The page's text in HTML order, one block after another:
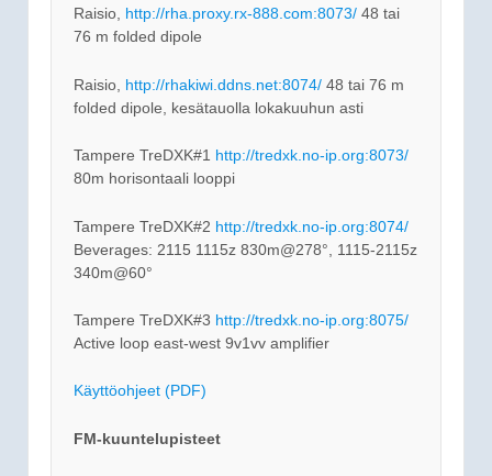
Raisio, http://rha.proxy.rx-888.com:8073/ 48 tai
76 m folded dipole
Raisio, http://rhakiwi.ddns.net:8074/ 48 tai 76 m
folded dipole, kesätauolla lokakuuhun asti
Tampere TreDXK#1 http://tredxk.no-ip.org:8073/
80m horisontaali looppi
Tampere TreDXK#2 http://tredxk.no-ip.org:8074/
Beverages: 2115 1115z 830m@278°, 1115-2115z
340m@60°
Tampere TreDXK#3 http://tredxk.no-ip.org:8075/
Active loop east-west 9v1vv amplifier
Käyttöohjeet (PDF)
FM-kuuntelupisteet